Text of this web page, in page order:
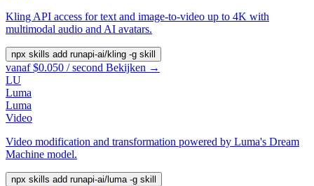
Kling API access for text and image-to-video up to 4K with
multimodal audio and AI avatars.
npx skills add runapi-ai/kling -g skill
vanaf $0.050 / second Bekijken →
LU
Luma
Luma
Video
Video modification and transformation powered by Luma's Dream
Machine model.
npx skills add runapi-ai/luma -g skill